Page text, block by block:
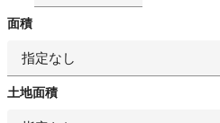
面積
指定なし
土地面積